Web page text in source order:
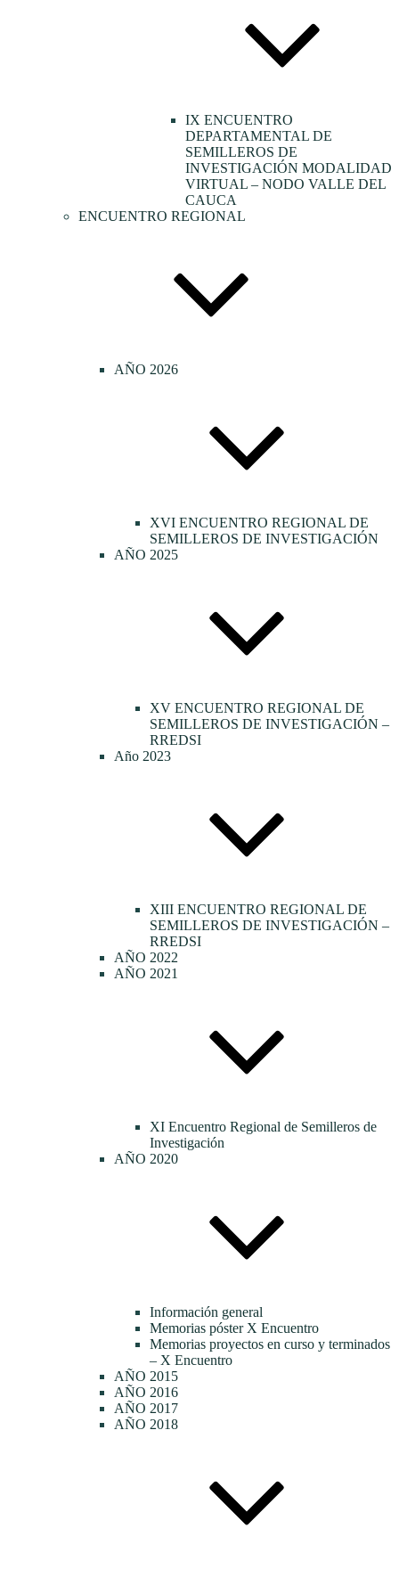
IX ENCUENTRO
DEPARTAMENTAL DE
SEMILLEROS DE
INVESTIGACIÓN MODALIDAD
VIRTUAL – NODO VALLE DEL
CAUCA
ENCUENTRO REGIONAL
AÑO 2026
XVI ENCUENTRO REGIONAL DE
SEMILLEROS DE INVESTIGACIÓN
AÑO 2025
XV ENCUENTRO REGIONAL DE
SEMILLEROS DE INVESTIGACIÓN –
RREDSI
Año 2023
XIII ENCUENTRO REGIONAL DE
SEMILLEROS DE INVESTIGACIÓN –
RREDSI
AÑO 2022
AÑO 2021
XI Encuentro Regional de Semilleros de
Investigación
AÑO 2020
Información general
Memorias póster X Encuentro
Memorias proyectos en curso y terminados
– X Encuentro
AÑO 2015
AÑO 2016
AÑO 2017
AÑO 2018